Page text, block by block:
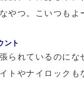
やつ。こいつもよ
ント
られているのにな
トやナイロックも